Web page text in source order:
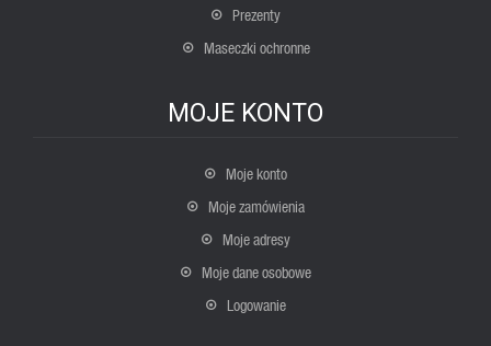
Prezenty
Maseczki ochronne
MOJE KONTO
Moje konto
Moje zamówienia
Moje adresy
Moje dane osobowe
Logowanie